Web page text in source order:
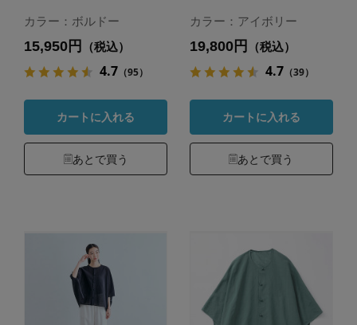
カラー：ボルドー
15,950円 （税込）
4.7（95）
カートに入れる
あとで買う
カラー：アイボリー
19,800円 （税込）
4.7（39）
カートに入れる
あとで買う